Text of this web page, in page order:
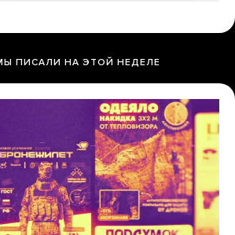
ПИСАЛИ НА ЭТОЙ НЕДЕЛЕ